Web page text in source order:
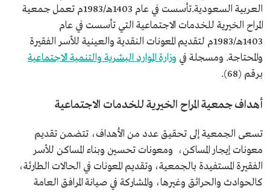
العربية السعودية.تأسست في عام 1403هـ/1983م تعمل جمعية
المراح الخيرية للخدمات الاجتماعية التي تأسست في عام
1403هـ/1983م لتقديم المعونات النقدية والعينية للأسر الفقيرة
والمحتاجة. ومسجلة في وزارة الموارد البشرية والتنمية الاجتماعية
برقم (68).
أهداف جمعية المراح الخيرية للخدمات الاجتماعية
تسعى الجمعية إلى تحقيق عدد من الأهداف، تتضمن تقديم
معونات إيجار المساكن، ومعونات تحسين وبناء المساكن للأسر
الفقيرة المستفيدة بالجمعية، وتقديم المعونات في الحالات الطارئة،
كالحوادث والحرائق وغيرها، والمشاركة في صيانة المرافق العامة